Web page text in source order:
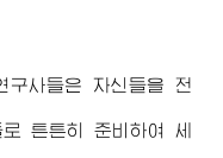
사들은 자신들을 전
튼튼히 준비하여 세